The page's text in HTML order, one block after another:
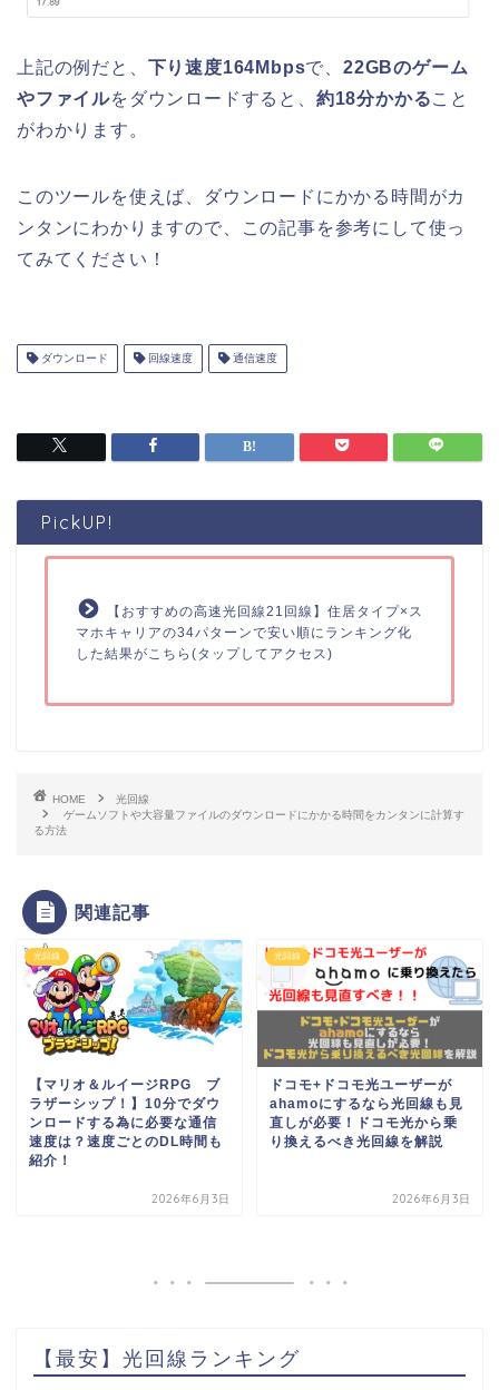
上記の例だと、 下り速度164Mbpsで、22GBのゲーム
やファイルをダウンロードすると、 約18分かかること
がわかります。
このツールを使えば、ダウンロードにかかる時間がカ
ンタンにわかりますので、この記事を参考にして使っ
てみてください！
ダウンロード 回線速度 通信速度
PickUP!
【おすすめの高速光回線21回線】住居タイプ×ス
マホキャリアの34パターンで安い順にランキング化
した結果がこちら(タップしてアクセス)
HOME
光回線
ゲームソフトや大容量ファイルのダウンロードにかかる時間をカンタンに計算す
る方法
関連記事
光回線
【マリオ＆ルイージRPG ブ
ラザーシップ！】10分でダウ
ンロードする為に必要な通信
速度は？速度ごとのDL時間も
紹介！
2026年6月3日
光回線
ドコモ+ドコモ光ユーザーが
ahamoにするなら光回線も見
直しが必要！ドコモ光から乗
り換えるべき光回線を解説
2026年6月3日
【最安】光回線ランキング